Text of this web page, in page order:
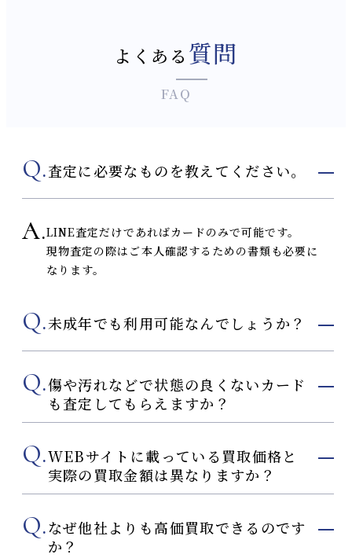
よくある 質問
FAQ
Q.査定に必要なものを教えてください。
A.LINE査定だけであればカードのみで可能です。
現物査定の際はご本人確認するための書類も必要に
なります。
Q.未成年でも利用可能なんでしょうか？
Q.傷や汚れなどで状態の良くないカード
も査定してもらえますか？
Q.WEBサイトに載っている買取価格と
実際の買取金額は異なりますか？
Q.なぜ他社よりも高価買取できるのです
か？